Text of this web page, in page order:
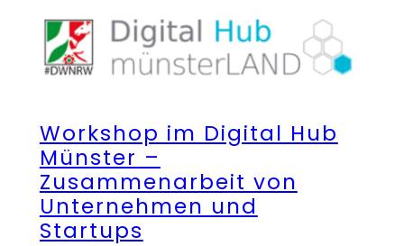
Workshop im Digital Hub
Münster –
Zusammenarbeit von
Unternehmen und
Startups